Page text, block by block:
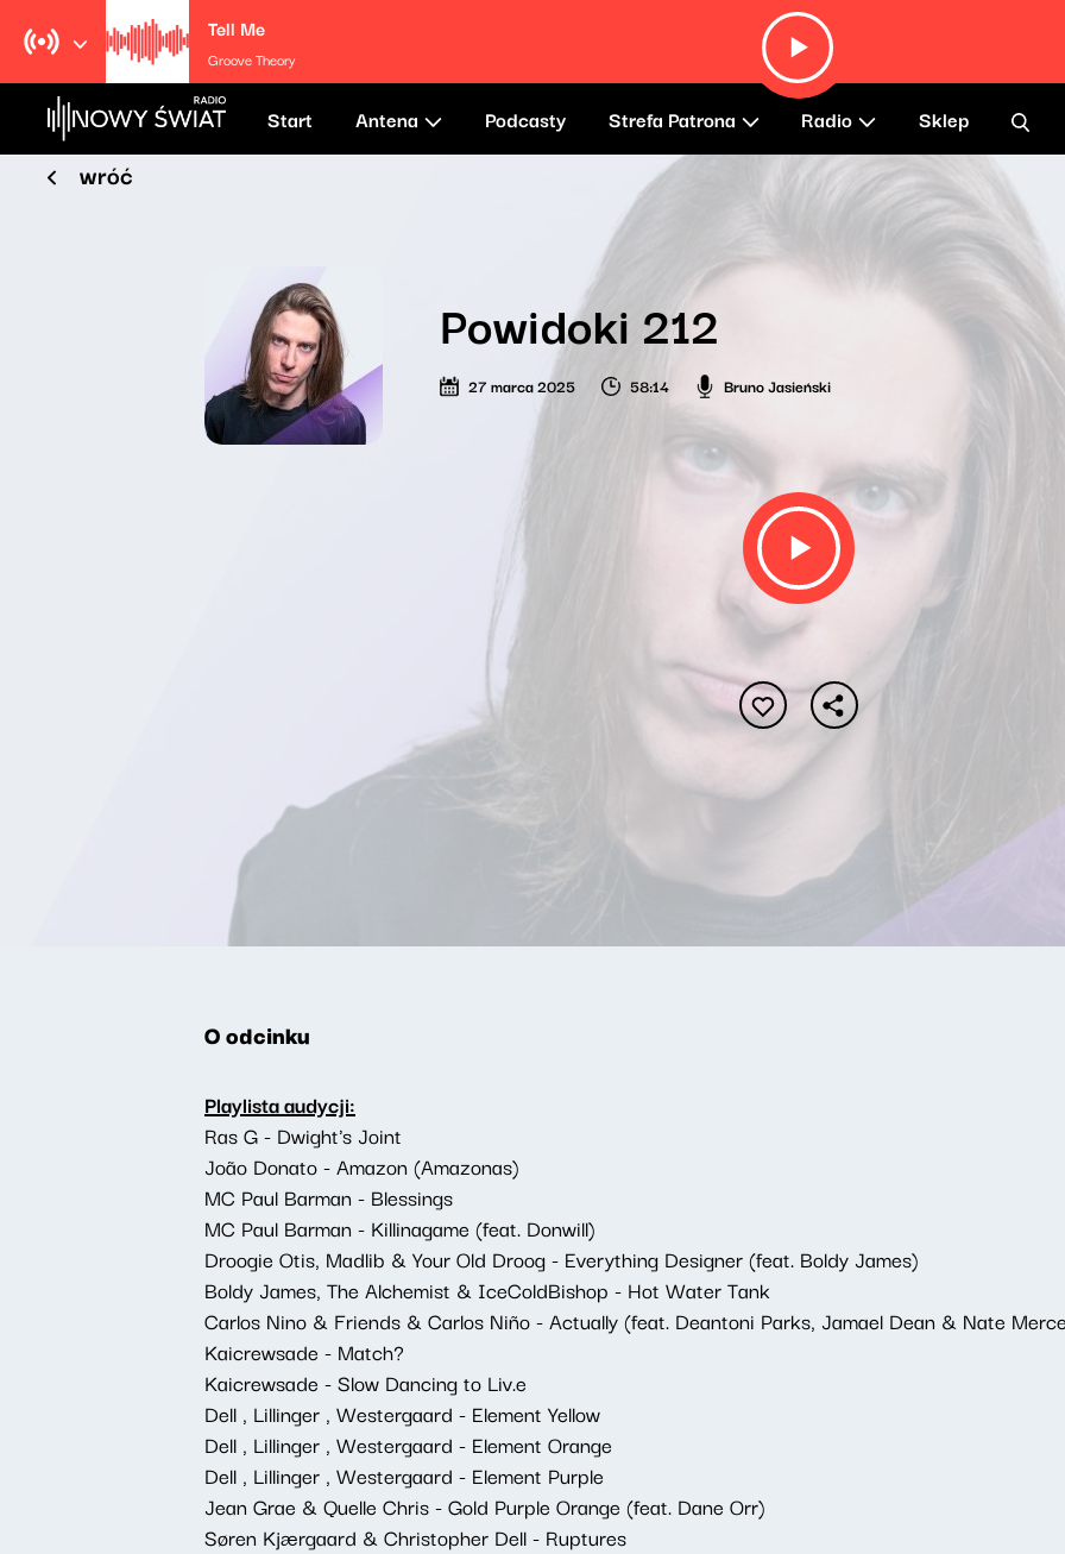
Tell Me
Groove Theory
Start Antena Podcasty Strefa Patrona Radio Sklep
wróć
Powidoki 212
27 marca 2025 58:14 Bruno Jasieński
O odcinku
Playlista audycji:
Ras G - Dwight's Joint
João Donato - Amazon (Amazonas)
MC Paul Barman - Blessings
MC Paul Barman - Killinagame (feat. Donwill)
Droogie Otis, Madlib & Your Old Droog - Everything Designer (feat. Boldy James)
Boldy James, The Alchemist & IceColdBishop - Hot Water Tank
Carlos Nino & Friends & Carlos Niño - Actually (feat. Deantoni Parks, Jamael Dean & Nate
Kaicrewsade - Match?
Kaicrewsade - Slow Dancing to Liv.e
Dell , Lillinger , Westergaard - Element Yellow
Dell , Lillinger , Westergaard - Element Orange
Dell , Lillinger , Westergaard - Element Purple
Jean Grae & Quelle Chris - Gold Purple Orange (feat. Dane Orr)
Søren Kjærgaard & Christopher Dell - Ruptures